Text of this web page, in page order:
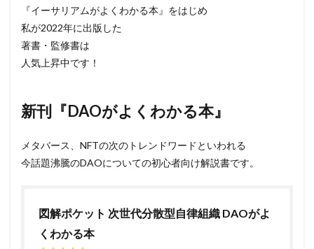
『イーサリアムがよくわかる本』をはじめ
私が2022年に出版した
著書・監修書は
人気上昇中です！
新刊『DAOがよくわかる本』
メタバース、NFTの次のトレンドワードといわれる
今話題沸騰のDAOについての初心者向け解説書です。
図解ポケット 次世代分散型自律組織 DAOがよ
くわかる本